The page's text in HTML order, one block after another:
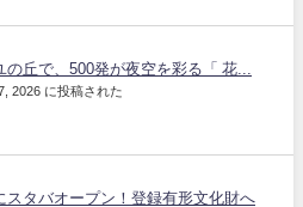
丘で、500発が夜空を彩る「 花...
2026 に投稿された
スタバオープン！登録有形文化財へ